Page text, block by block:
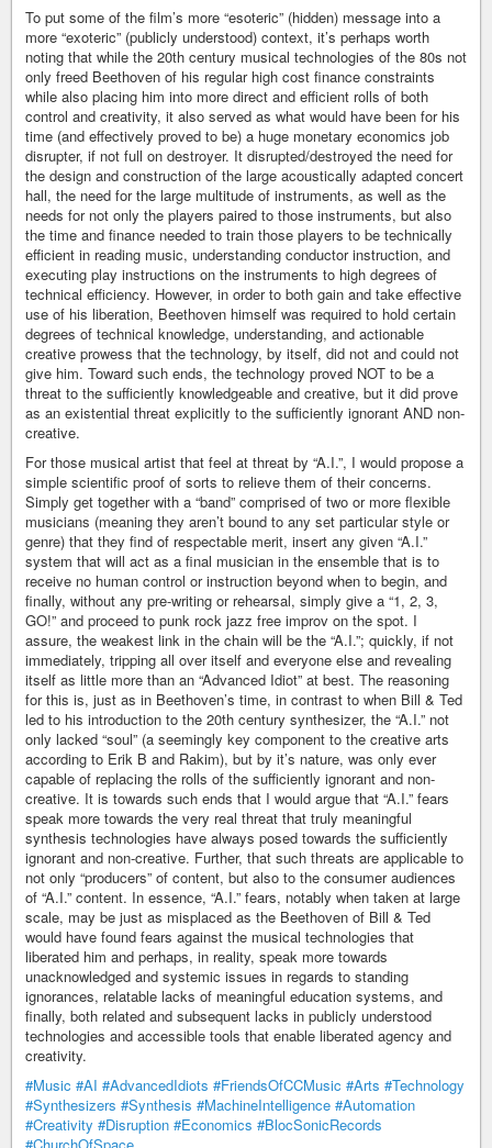
To put some of the film’s more “esoteric” (hidden) message into a
more “exoteric” (publicly understood) context, it’s perhaps worth
noting that while the 20th century musical technologies of the 80s not
only freed Beethoven of his regular high cost finance constraints
while also placing him into more direct and efficient rolls of both
control and creativity, it also served as what would have been for his
time (and effectively proved to be) a huge monetary economics job
disrupter, if not full on destroyer. It disrupted/destroyed the need for
the design and construction of the large acoustically adapted concert
hall, the need for the large multitude of instruments, as well as the
needs for not only the players paired to those instruments, but also
the time and finance needed to train those players to be technically
efficient in reading music, understanding conductor instruction, and
executing play instructions on the instruments to high degrees of
technical efficiency. However, in order to both gain and take effective
use of his liberation, Beethoven himself was required to hold certain
degrees of technical knowledge, understanding, and actionable
creative prowess that the technology, by itself, did not and could not
give him. Toward such ends, the technology proved NOT to be a
threat to the sufficiently knowledgeable and creative, but it did prove
as an existential threat explicitly to the sufficiently ignorant AND non-
creative.
For those musical artist that feel at threat by “A.I.”, I would propose a
simple scientific proof of sorts to relieve them of their concerns.
Simply get together with a “band” comprised of two or more flexible
musicians (meaning they aren’t bound to any set particular style or
genre) that they find of respectable merit, insert any given “A.I.”
system that will act as a final musician in the ensemble that is to
receive no human control or instruction beyond when to begin, and
finally, without any pre-writing or rehearsal, simply give a “1, 2, 3,
GO!” and proceed to punk rock jazz free improv on the spot. I
assure, the weakest link in the chain will be the “A.I.”; quickly, if not
immediately, tripping all over itself and everyone else and revealing
itself as little more than an “Advanced Idiot” at best. The reasoning
for this is, just as in Beethoven’s time, in contrast to when Bill & Ted
led to his introduction to the 20th century synthesizer, the “A.I.” not
only lacked “soul” (a seemingly key component to the creative arts
according to Erik B and Rakim), but by it’s nature, was only ever
capable of replacing the rolls of the sufficiently ignorant and non-
creative. It is towards such ends that I would argue that “A.I.” fears
speak more towards the very real threat that truly meaningful
synthesis technologies have always posed towards the sufficiently
ignorant and non-creative. Further, that such threats are applicable to
not only “producers” of content, but also to the consumer audiences
of “A.I.” content. In essence, “A.I.” fears, notably when taken at large
scale, may be just as misplaced as the Beethoven of Bill & Ted
would have found fears against the musical technologies that
liberated him and perhaps, in reality, speak more towards
unacknowledged and systemic issues in regards to standing
ignorances, relatable lacks of meaningful education systems, and
finally, both related and subsequent lacks in publicly understood
technologies and accessible tools that enable liberated agency and
creativity.
#Music #AI #AdvancedIdiots #FriendsOfCCMusic #Arts #Technology
#Synthesizers #Synthesis #MachineIntelligence #Automation
#Creativity #Disruption #Economics #BlocSonicRecords